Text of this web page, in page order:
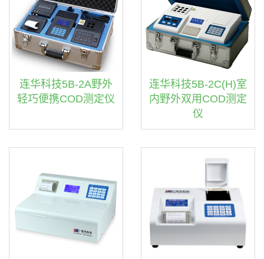
连华科技5B-2A野外
轻巧便携COD测定仪
连华科技5B-2C(H)室
内野外双用COD测定
仪